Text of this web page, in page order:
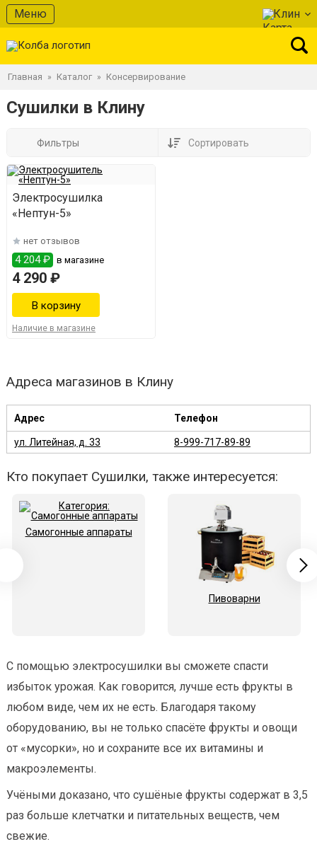
Меню Клин
Главная » Каталог » Консервирование
Сушилки в Клину
Фильтры Сортировать
Электросушилка
«Нептун-5»
нет отзывов
4 204 ₽ в магазине
4 290 ₽
Наличие в магазине
Адреса магазинов в Клину
Адрес Телефон
ул. Литейная, д. 33 8-999-717-89-89
Кто покупает Сушилки, также интересуется:
Самогонные аппараты
Пивоварни
С помощью электросушилки вы сможете спасти
избыток урожая. Как говорится, лучше есть фрукты в
любом виде, чем их не есть. Благодаря такому
оборудованию, вы не только спасёте фрукты и овощи
от «мусорки», но и сохраните все их витамины и
макроэлементы.
Учёными доказано, что сушёные фрукты содержат в 3,5
раз больше клетчатки и питательных веществ, чем
свежие.